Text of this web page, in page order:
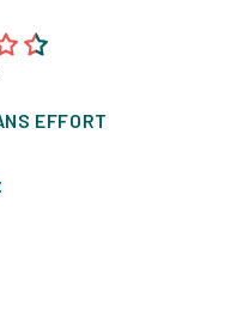
EFFORT
Prix